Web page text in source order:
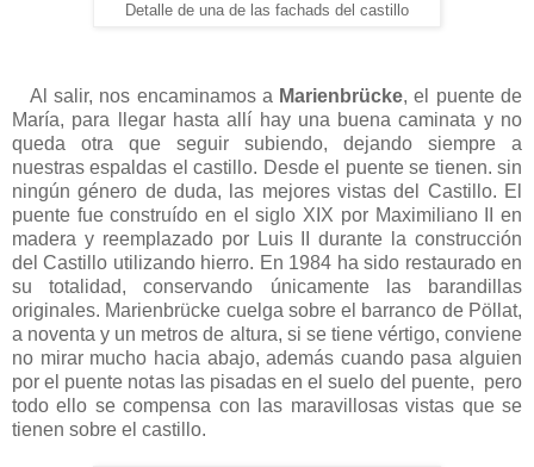
Detalle de una de las fachads del castillo
Al salir, nos encaminamos a Marienbrücke, el puente de
María, para llegar hasta allí hay una buena caminata y no
queda otra que seguir subiendo, dejando siempre a
nuestras espaldas el castillo. Desde el puente se tienen. sin
ningún género de duda, las mejores vistas del Castillo. El
puente fue construído en el siglo XIX por Maximiliano II en
madera y reemplazado por Luis II durante la construcción
del Castillo utilizando hierro. En 1984 ha sido restaurado en
su totalidad, conservando únicamente las barandillas
originales. Marienbrücke cuelga sobre el barranco de Pöllat,
a noventa y un metros de altura, si se tiene vértigo, conviene
no mirar mucho hacia abajo, además cuando pasa alguien
por el puente notas las pisadas en el suelo del puente, pero
todo ello se compensa con las maravillosas vistas que se
tienen sobre el castillo.